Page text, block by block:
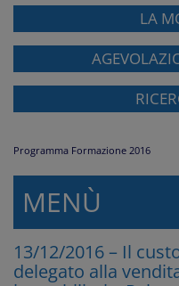
LA
Programma Formazione 2016
MENÙ
13/12/2016 – Il
delegato alla